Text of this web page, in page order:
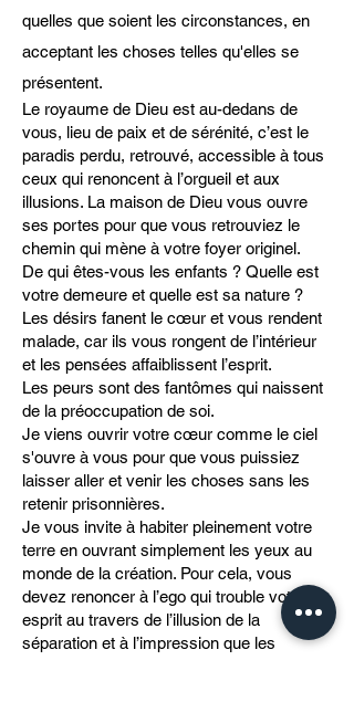
quelles que soient les circonstances, en
acceptant les choses telles qu'elles se
présentent.
Le royaume de Dieu est au-dedans de
vous, lieu de paix et de sérénité, c’est le
paradis perdu, retrouvé, accessible à tous
ceux qui renoncent à l’orgueil et aux
illusions. La maison de Dieu vous ouvre
ses portes pour que vous retrouviez le
chemin qui mène à votre foyer originel.
De qui êtes-vous les enfants ? Quelle est
votre demeure et quelle est sa nature ?
Les désirs fanent le cœur et vous rendent
malade, car ils vous rongent de l’intérieur
et les pensées affaiblissent l’esprit.
Les peurs sont des fantômes qui naissent
de la préoccupation de soi.
Je viens ouvrir votre cœur comme le ciel
s'ouvre à vous pour que vous puissiez
laisser aller et venir les choses sans les
retenir prisonnières.
Je vous invite à habiter pleinement votre
terre en ouvrant simplement les yeux au
monde de la création. Pour cela, vous
devez renoncer à l’ego qui trouble votre
esprit au travers de l’illusion de la
séparation et à l’impression que les